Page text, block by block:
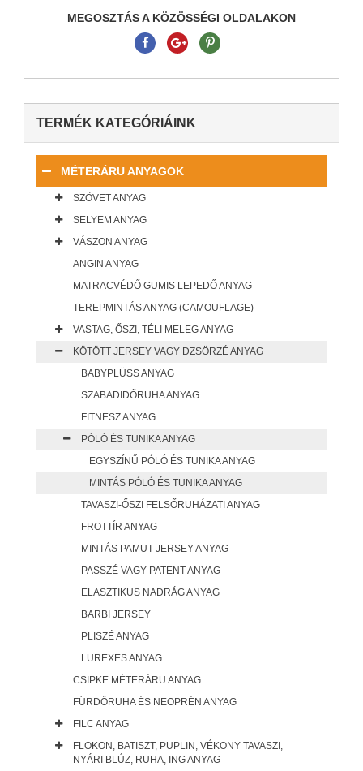
MEGOSZTÁS A KÖZÖSSÉGI OLDALAKON
TERMÉK KATEGÓRIÁINK
MÉTERÁRU ANYAGOK
SZÖVET ANYAG
SELYEM ANYAG
VÁSZON ANYAG
ANGIN ANYAG
MATRACVÉDŐ GUMIS LEPEDŐ ANYAG
TEREPMINTÁS ANYAG (CAMOUFLAGE)
VASTAG, ŐSZI, TÉLI MELEG ANYAG
KÖTÖTT JERSEY VAGY DZSÖRZÉ ANYAG
BABYPLÜSS ANYAG
SZABADIDŐRUHA ANYAG
FITNESZ ANYAG
PÓLÓ ÉS TUNIKA ANYAG
EGYSZÍNŰ PÓLÓ ÉS TUNIKA ANYAG
MINTÁS PÓLÓ ÉS TUNIKA ANYAG
TAVASZI-ŐSZI FELSŐRUHÁZATI ANYAG
FROTTÍR ANYAG
MINTÁS PAMUT JERSEY ANYAG
PASSZÉ VAGY PATENT ANYAG
ELASZTIKUS NADRÁG ANYAG
BARBI JERSEY
PLISZÉ ANYAG
LUREXES ANYAG
CSIPKE MÉTERÁRU ANYAG
FÜRDŐRUHA ÉS NEOPRÉN ANYAG
FILC ANYAG
FLOKON, BATISZT, PUPLIN, VÉKONY TAVASZI,
NYÁRI BLÚZ, RUHA, ING ANYAG